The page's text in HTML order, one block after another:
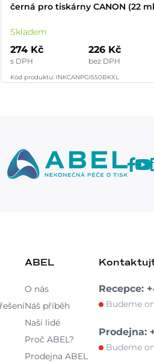
černá pro tiskárny CANON (22
Skladem
274 Kč
s DPH
226 Kč
bez DPH
Kód produktu: INKCANPGI550BKXL
ABEL
O nás
Náš příběh
Naši lidé
Proč ABEL?
Prodejna ABEL
Recepce:
Budeme
Prodejna:
Budeme